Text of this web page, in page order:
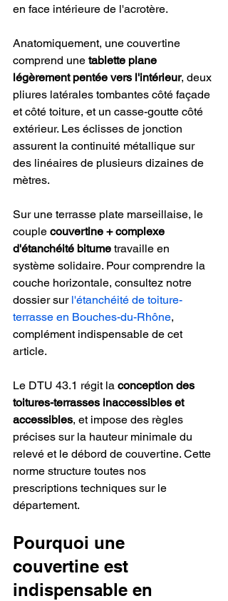
en face intérieure de l'acrotère.
Anatomiquement, une couvertine
comprend une tablette plane
légèrement pentée vers l'intérieur, deux
pliures latérales tombantes côté façade
et côté toiture, et un casse-goutte côté
extérieur. Les éclisses de jonction
assurent la continuité métallique sur
des linéaires de plusieurs dizaines de
mètres.
Sur une terrasse plate marseillaise, le
couple couvertine + complexe
d'étanchéité bitume travaille en
système solidaire. Pour comprendre la
couche horizontale, consultez notre
dossier sur l'étanchéité de toiture-
terrasse en Bouches-du-Rhône,
complément indispensable de cet
article.
Le DTU 43.1 régit la conception des
toitures-terrasses inaccessibles et
accessibles, et impose des règles
précises sur la hauteur minimale du
relevé et le débord de couvertine. Cette
norme structure toutes nos
prescriptions techniques sur le
département.
Pourquoi une
couvertine est
indispensable en